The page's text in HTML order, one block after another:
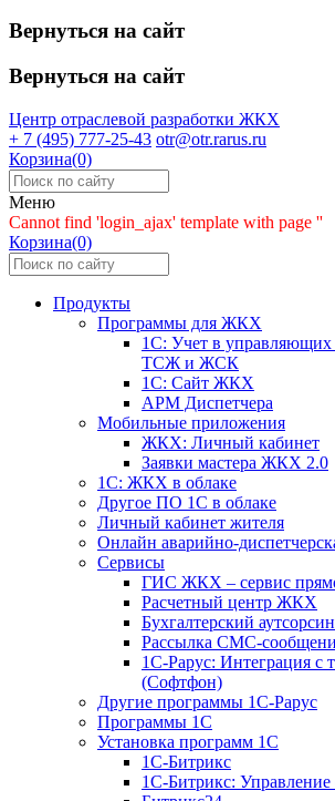
Вернуться на сайт
Вернуться на сайт
Центр отраслевой разработки ЖКХ
+ 7 (495) 777-25-43 otr@otr.rarus.ru
Корзина(0)
Меню
Cannot find 'login_ajax' template with page ''
Корзина(0)
Продукты
Программы для ЖКХ
1С: Учет в
ТСЖ и ЖСК
1С: Сайт ЖКХ
АРМ Диспетчера
Мобильные приложения
ЖКХ: Личный кабинет
Заявки мастера ЖКХ 2.0
1С: ЖКХ в облаке
Другое ПО 1С в облаке
Личный кабинет жителя
Онлайн аварийно-
Сервисы
ГИС ЖКХ – сервис
Расчетный центр ЖКХ
Бухгалтерский
Рассылка СМС-
1С-Рарус: Интеграция с
(Софтфон)
Другие программы 1С-Рарус
Программы 1С
Установка программ 1С
1С-Битрикс
1С-Битрикс: Управление